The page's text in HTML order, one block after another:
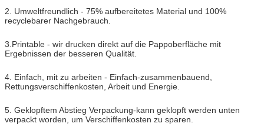
2. Umweltfreundlich - 75% aufbereitetes Material und 100%
recyclebarer Nachgebrauch.
3.Printable - wir drucken direkt auf die Pappoberfläche mit
Ergebnissen der besseren Qualität.
4. Einfach, mit zu arbeiten - Einfach-zusammenbauend,
Rettungsverschiffenkosten, Arbeit und Energie.
5. Geklopftem Abstieg Verpackung-kann geklopft werden unten
verpackt worden, um Verschiffenkosten zu sparen.